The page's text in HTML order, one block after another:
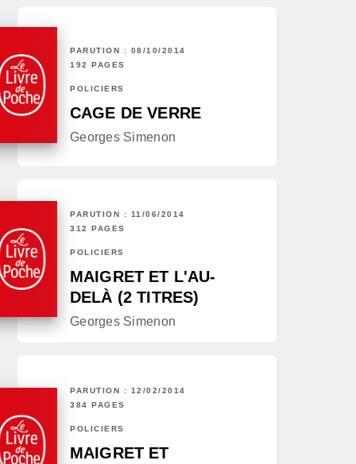
PARUTION : 08/10/2014
192 PAGES
POLICIERS
CAGE DE VERRE
Georges Simenon
PARUTION : 11/06/2014
312 PAGES
POLICIERS
MAIGRET ET L'AU-
DELÀ (2 TITRES)
Georges Simenon
PARUTION : 12/02/2014
384 PAGES
POLICIERS
MAIGRET ET